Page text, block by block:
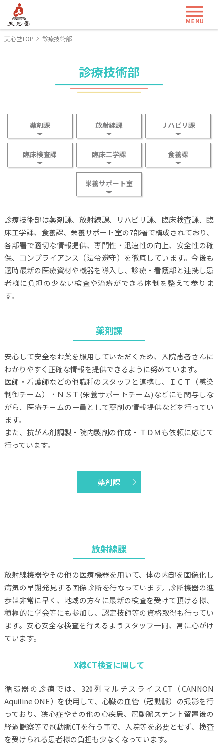
天心堂TOP 診療技術部
診療技術部
薬剤課 放射線課 リハビリ課
臨床検査課 臨床工学課 食養課
栄養サポート室
診療技術部は薬剤課、放射線課、リハビリ課、臨床検査課、臨
床工学課、食養課、栄養サポート室の7部署で構成されており、
各部署で適切な情報提供、専門性・迅速性の向上、安全性の確
保、コンプライアンス（法令遵守）を徹底しています。今後も
適時最新の医療資材や機器を導入し、診療・看護部と連携し患
者様に負担の少ない検査や治療ができる体制を整えて参りま
す。
薬剤課
安心して安全なお薬を服用していただくため、入院患者さんに
わかりやすく正確な情報を提供できるように努めています。
医師・看護師などの他職種のスタッフと連携し、ＩＣＴ（感染
制御チーム）・ＮＳＴ(栄養サポートチーム)などにも関与しな
がら、医療チームの一員として薬剤の情報提供などを行ってい
ます。
また、抗がん剤調製・院内製剤の作成・ＴＤＭも依頼に応じて
行っています。
薬剤課
放射線課
放射線機器やその他の医療機器を用いて、体の内部を画像化し
病気の早期発見する画像診断を行なっています。診断機器の進
歩は非常に早く、地域の方々に最新の検査を受けて頂ける様、
積極的に学会等にも参加し、認定技師等の資格取得も行ってい
ます。安心安全な検査を行えるようスタッフ一同、常に心がけ
ています。
X線CT検査に関して
循環器の診療では、320列マルチスライスCT（CANNON
Aquiline ONE）を使用して、心臓の血管（冠動脈）の撮影を行
っており、狭心症やその他の心疾患、冠動脈ステント留置後の
経過観察等で冠動脈CTを行う事で、入院等を必要とせず、検査
を受けられる患者様の負担も少なくなっています。